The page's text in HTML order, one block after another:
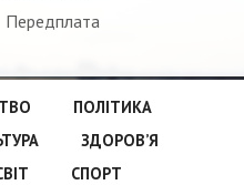
Передплата
ПОЛІТИКА
ЗДОРОВ’Я
СПОРТ